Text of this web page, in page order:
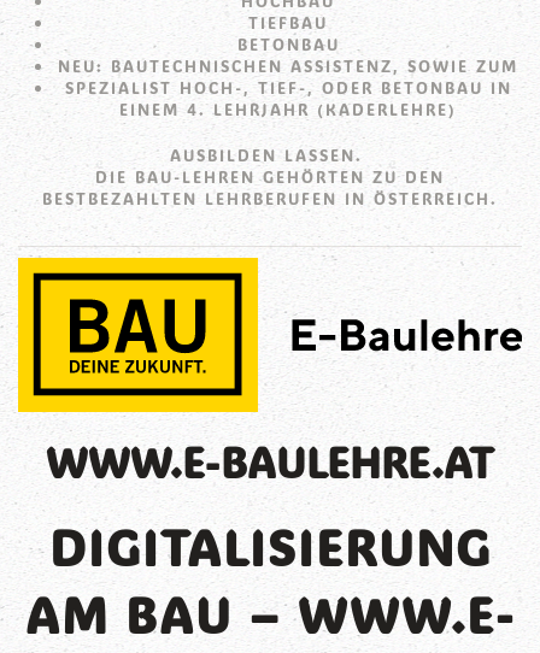
TIEFBAU
BETONBAU
NEU: BAUTECHNISCHEN ASSISTENZ, SOWIE ZUM
SPEZIALIST HOCH-, TIEF-, ODER BETONBAU IN
EINEM 4. LEHRJAHR (KADERLEHRE)
AUSBILDEN LASSEN.
DIE BAU-LEHREN GEHÖRTEN ZU DEN
BESTBEZAHLTEN LEHRBERUFEN IN ÖSTERREICH.
WWW.E-BAULEHRE.AT
DIGITALISIERUNG
AM BAU – WWW.E-